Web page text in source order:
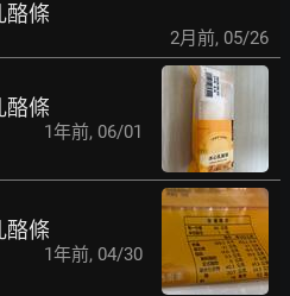
酪條
2月前, 05/26
酪條
1年前, 06/01
酪條
1年前, 04/30